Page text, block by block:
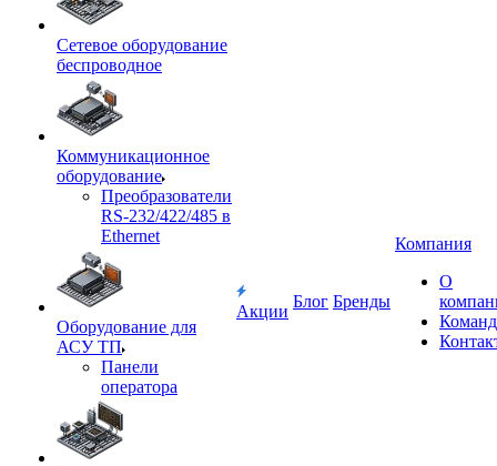
Сетевое оборудование
беспроводное
Коммуникационное
оборудование
Преобразователи
RS-232/422/485 в
Ethernet
Оборудование для
АСУ ТП
Панели
оператора
Акции
Блог Бренды
Компания
О